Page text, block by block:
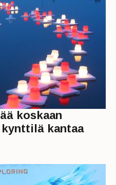
koskaan
kantaa